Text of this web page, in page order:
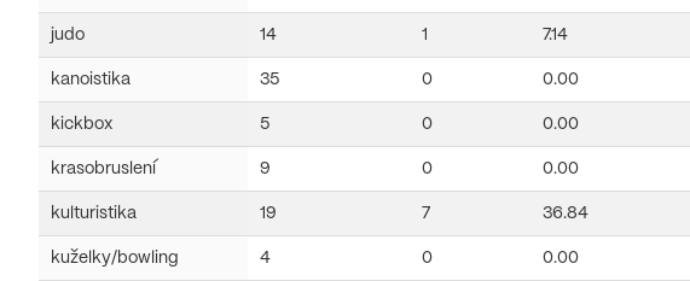
judo 14 1 7.14
kanoistika 35 0 0.00
kickbox 5 0 0.00
krasobruslení 9 0 0.00
kulturistika 19 7 36.84
kuželky/bowling 4 0 0.00